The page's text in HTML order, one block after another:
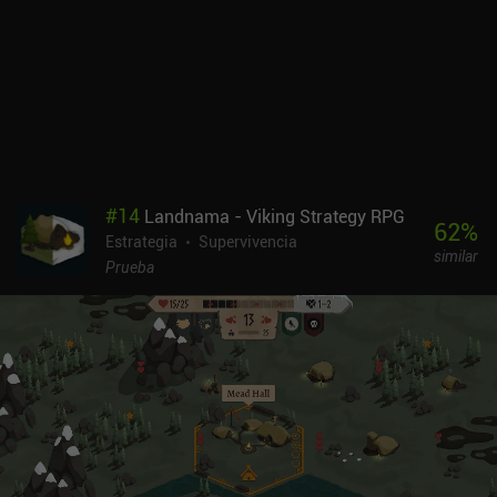
#14 Landnama - Viking Strategy RPG
Estrategia
Supervivencia
Prueba
62%
similar